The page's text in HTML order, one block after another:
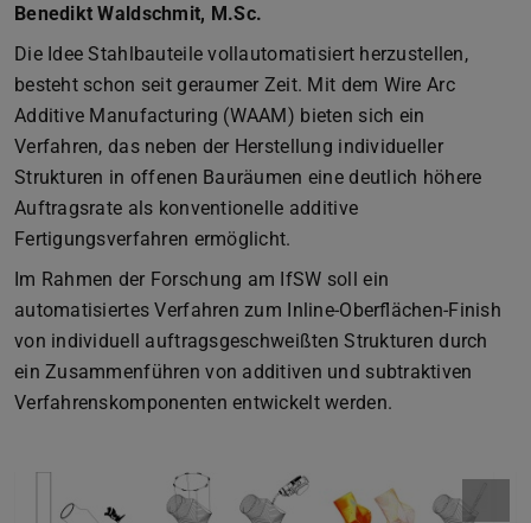
Benedikt Waldschmit, M.Sc.
Die Idee Stahlbauteile vollautomatisiert herzustellen,
besteht schon seit geraumer Zeit. Mit dem Wire Arc
Additive Manufacturing (WAAM) bieten sich ein
Verfahren, das neben der Herstellung individueller
Strukturen in offenen Bauräumen eine deutlich höhere
Auftragsrate als konventionelle additive
Fertigungsverfahren ermöglicht.
Im Rahmen der Forschung am IfSW soll ein
automatisiertes Verfahren zum Inline-Oberflächen-Finish
von individuell auftragsgeschweißten Strukturen durch
ein Zusammenführen von additiven und subtraktiven
Verfahrenskomponenten entwickelt werden.